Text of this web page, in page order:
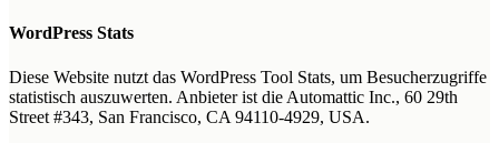
WordPress Stats
Diese Website nutzt das WordPress Tool Stats, um Besucherzugriffe
statistisch auszuwerten. Anbieter ist die Automattic Inc., 60 29th
Street #343, San Francisco, CA 94110-4929, USA.